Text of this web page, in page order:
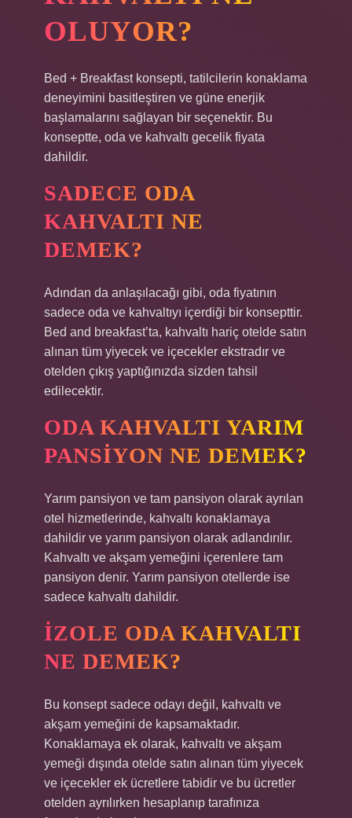
OLUYOR?
Bed + Breakfast konsepti, tatilcilerin konaklama
deneyimini basitleştiren ve güne enerjik
başlamalarını sağlayan bir seçenektir. Bu
konseptte, oda ve kahvaltı gecelik fiyata
dahildir.
SADECE ODA
KAHVALTI NE
DEMEK?
Adından da anlaşılacağı gibi, oda fiyatının
sadece oda ve kahvaltıyı içerdiği bir konsepttir.
Bed and breakfast’ta, kahvaltı hariç otelde satın
alınan tüm yiyecek ve içecekler ekstradır ve
otelden çıkış yaptığınızda sizden tahsil
edilecektir.
ODA KAHVALTI YARIM
PANSIYON NE DEMEK?
Yarım pansiyon ve tam pansiyon olarak ayrılan
otel hizmetlerinde, kahvaltı konaklamaya
dahildir ve yarım pansiyon olarak adlandırılır.
Kahvaltı ve akşam yemeğini içerenlere tam
pansiyon denir. Yarım pansiyon otellerde ise
sadece kahvaltı dahildir.
İZOLE ODA KAHVALTI
NE DEMEK?
Bu konsept sadece odayı değil, kahvaltı ve
akşam yemeğini de kapsamaktadır.
Konaklamaya ek olarak, kahvaltı ve akşam
yemeği dışında otelde satın alınan tüm yiyecek
ve içecekler ek ücretlere tabidir ve bu ücretler
otelden ayrılırken hesaplanıp tarafınıza